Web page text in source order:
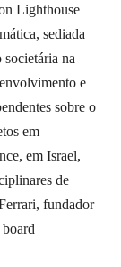
Lighthouse
sediada
na
e
sobre o
em
em Israel,
de
fundador